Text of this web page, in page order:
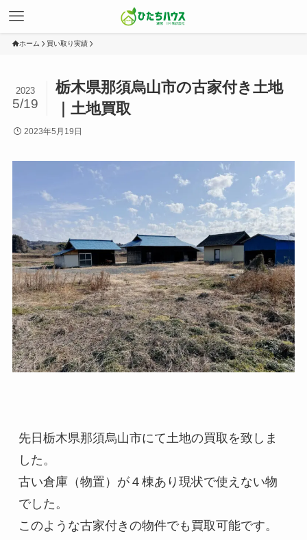
ホーム 買い取り実績
栃木県那須烏山市の古家付き土地
｜土地買取
2023
5/19
2023年5月19日
先日栃木県那須烏山市にて土地の買取を致しま
した。
古い倉庫（物置）が４棟あり現状で使えない物
でした。
このような古家付きの物件でも買取可能です。